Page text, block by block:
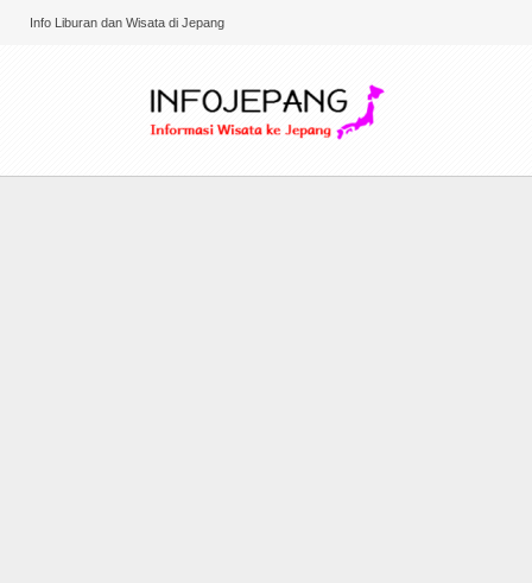
Info Liburan dan Wisata di Jepang